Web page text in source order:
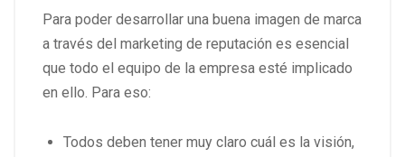
Para poder desarrollar una buena imagen de marca
a través del marketing de reputación es esencial
que todo el equipo de la empresa esté implicado
en ello. Para eso:
Todos deben tener muy claro cuál es la visión,